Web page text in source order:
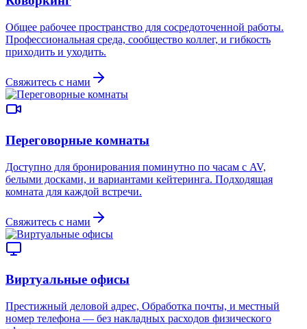
Общее рабочее пространство для сосредоточенной работы.
Профессиональная среда, сообщество коллег, и гибкость
приходить и уходить.
Свяжитесь с нами
Переговорные комнаты
Доступно для бронирования поминутно по часам с AV,
белыми досками, и вариантами кейтеринга. Подходящая
комната для каждой встречи.
Свяжитесь с нами
Виртуальные офисы
Престижный деловой адрес, Обработка почты, и местный
номер телефона — без накладных расходов физического